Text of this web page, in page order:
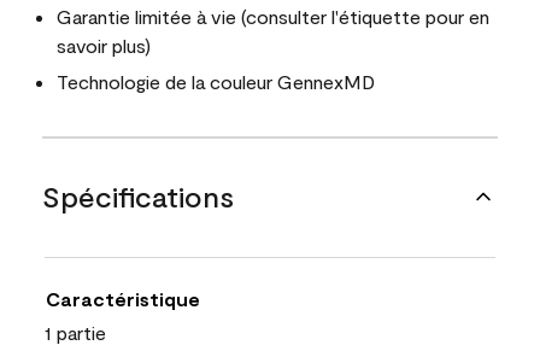
Garantie limitée à vie (consulter l'étiquette pour en
savoir plus)
Technologie de la couleur GennexMD
Spécifications
Caractéristique
1 partie